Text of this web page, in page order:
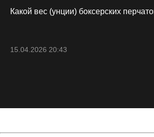
Какой вес (унции) боксерских
15.04.2026 20:43